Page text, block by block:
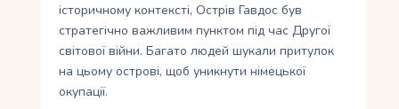
історичному контексті, Острів Гавдос був
стратегічно важливим пунктом під час Другої
світової війни. Багато людей шукали притулок
на цьому острові, щоб уникнути німецької
окупації.